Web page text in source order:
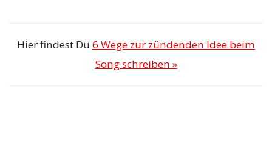
Hier findest Du 6 Wege zur zündenden Idee beim
Song schreiben »